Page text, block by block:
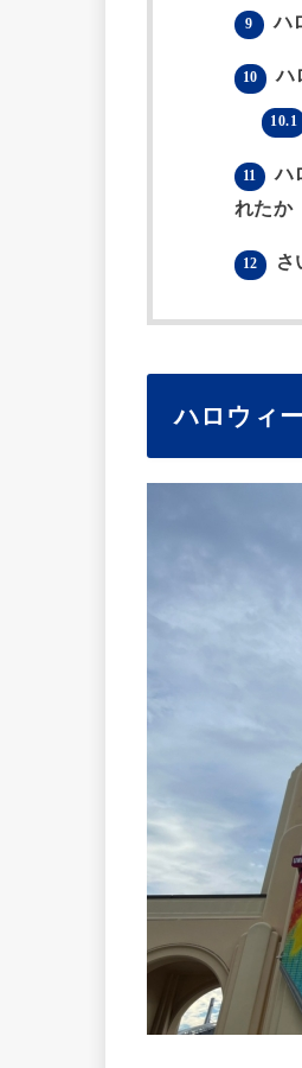
9 ハ
10 ハ
10.1
11
ハ
れたか
12 さ
ハロウィ